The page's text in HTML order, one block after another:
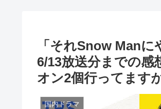
「それSnow Man
6/13放送分までの感
オン2個行ってます
国内ドラマ